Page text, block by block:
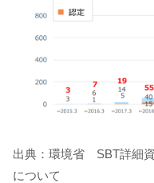
出典：環境省 SBT詳細
について